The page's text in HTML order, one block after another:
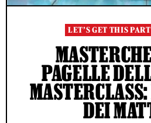
LET’S GET THIS
PAGELLE
DEI